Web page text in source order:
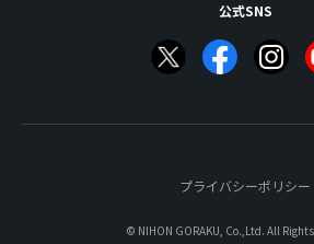
公式SNS
プライバシーポリシー
© NIHON GORAKU, Co.,Ltd. All